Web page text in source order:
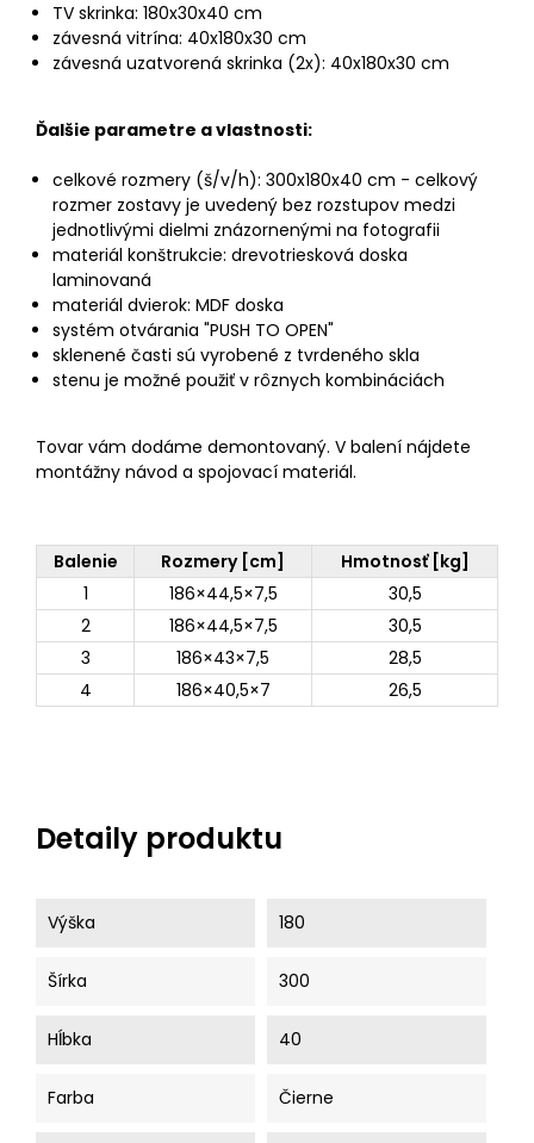
TV skrinka: 180x30x40 cm
závesná vitrína: 40x180x30 cm
závesná uzatvorená skrinka (2x): 40x180x30 cm
Ďalšie parametre a vlastnosti:
celkové rozmery (š/v/h): 300x180x40 cm - celkový
rozmer zostavy je uvedený bez rozstupov medzi
jednotlivými dielmi znázornenými na fotografii
materiál konštrukcie: drevotriesková doska
laminovaná
materiál dvierok: MDF doska
systém otvárania "PUSH TO OPEN"
sklenené časti sú vyrobené z tvrdeného skla
stenu je možné použiť v rôznych kombináciách
Tovar vám dodáme demontovaný. V balení nájdete
montážny návod a spojovací materiál.
Balenie Rozmery [cm]
Hmotnosť [kg]
1
186×44,5×7,5
30,5
2
186×44,5×7,5
30,5
3
186×43×7,5
28,5
4
186×40,5×7 26,5
Detaily produktu
Výška 180
Šírka 300
Hĺbka 40
Farba Čierne